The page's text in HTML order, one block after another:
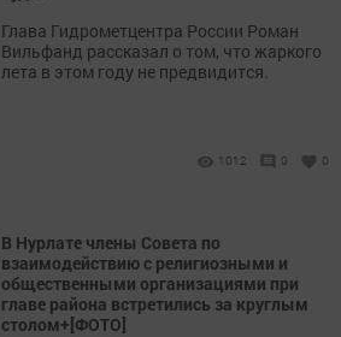
Глава Гидрометцентра России Роман
Вильфанд рассказал о том, что жаркого
лета в этом году не предвидится.
1012 0 0
В Нурлате члены Совета по
взаимодействию с религиозными и
общественными организациями при
главе района встретились за круглым
столом+[ФОТО]